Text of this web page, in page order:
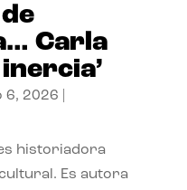
Carla
6, 2026
historiadora
Es autora